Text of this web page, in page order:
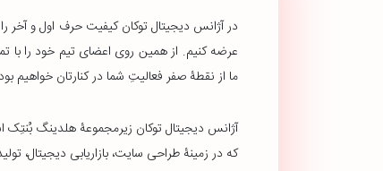
در آژانس دیجیتال توکان کیفیت حرف اول و آخر
عرضه کنیم. از همین روی اعضای تیم خود را با
ما از نقطۀ صفر فعالیتِ شما در کنارتان خواهیم
آژانس دیجیتال توکان زیرمجموعۀ هلدینگ
که در زمینۀ طراحی سایت، بازاریابی دیجیتال،